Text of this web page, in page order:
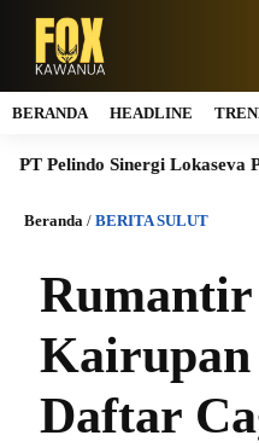
BERANDA HEADLINE
Pelindo Sinergi Lokaseva
Beranda / BERITA SULUT
Rumantir
Kairupan
Daftar